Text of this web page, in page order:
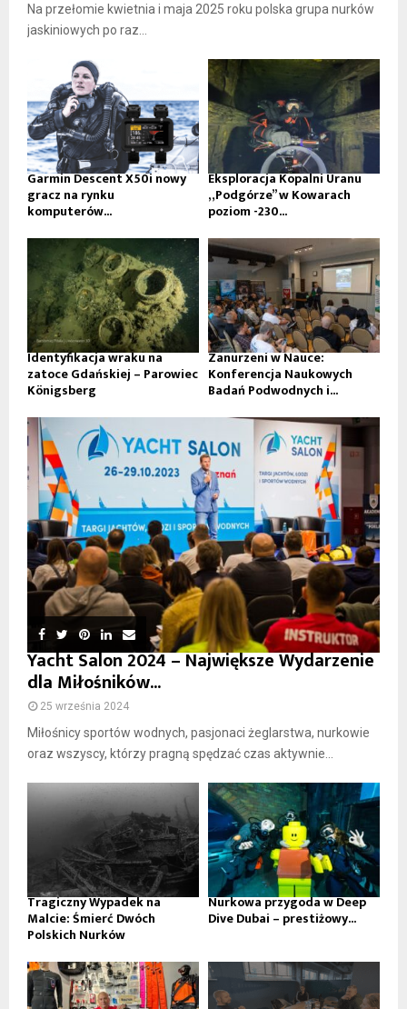
Na przełomie kwietnia i maja 2025 roku polska grupa nurków
jaskiniowych po raz...
Garmin Descent X50i nowy
gracz na rynku
komputerów...
Eksploracja Kopalni Uranu
„Podgórze” w Kowarach
poziom -230...
Identyfikacja wraku na
zatoce Gdańskiej – Parowiec
Königsberg
Zanurzeni w Nauce:
Konferencja Naukowych
Badań Podwodnych i...
Yacht Salon 2024 – Największe Wydarzenie
dla Miłośników...
25 września 2024
Miłośnicy sportów wodnych, pasjonaci żeglarstwa, nurkowie
oraz wszyscy, którzy pragną spędzać czas aktywnie...
Tragiczny Wypadek na
Malcie: Śmierć Dwóch
Polskich Nurków
Nurkowa przygoda w Deep
Dive Dubai – prestiżowy...